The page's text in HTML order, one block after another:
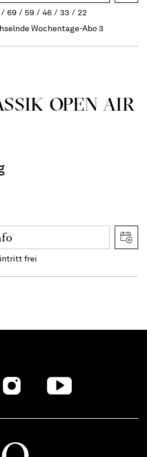
69 59 46 33
22
Wochentage-Abo 3
OPEN AIR
frei